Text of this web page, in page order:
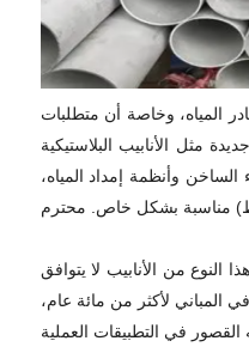
المياه، وخاصة أن متطلبات
مثل الأنابيب البلاستيكية
وأنظمة إمداد المياه،
النوع من الأنابيب لا يتوافق
المباني لأكثر من مائة عام،